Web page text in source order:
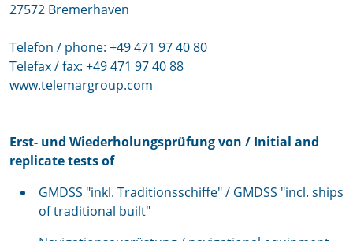
27572 Bremerhaven
Telefon / phone: +49 471 97 40 80
Telefax / fax: +49 471 97 40 88
www.telemargroup.com
Erst- und Wiederholungsprüfung von / Initial and
replicate tests of
GMDSS "inkl. Traditionsschiffe" / GMDSS "incl. ships
of traditional built"